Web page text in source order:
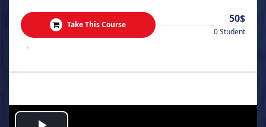
Take This Course 50$
0 Student
.